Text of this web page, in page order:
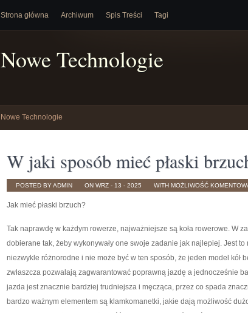
Strona główna Archiwum Spis Treści Tagi
Nowe Technologie
Nowe Technologie
W jaki sposób mieć płaski
POSTED BY ADMIN ON WRZ - 13 - 2025 WITH MOŻLIWOŚĆ
Jak mieć płaski brzuch?
Tak naprawdę w każdym rowerze, najważniejsze są koła rowerowe. W
dobierane tak, żeby wykonywały one swoje zadanie jak najlepiej. Jest
niezwykle różnorodne i nie może być w ten sposób, że jeden model kół
zwłaszcza pozwalają zagwarantować poprawną jazdę a jednocześnie
jazda jest znacznie bardziej trudniejsza i męcząca, przez co spada
bardzo ważnym elementem są klamkomanetki, jakie dają możliwość